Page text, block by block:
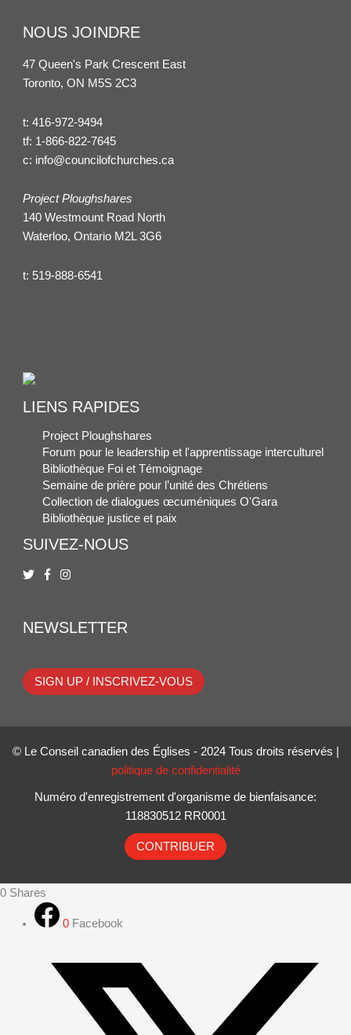
NOUS JOINDRE
47 Queen's Park Crescent East
Toronto, ON M5S 2C3
t:416-972-9494
tf: 1-866-822-7645
c: info@councilofchurches.ca
Project Ploughshares
140 Westmount Road North
Waterloo, Ontario M2L 3G6
t: 519-888-6541
LIENS RAPIDES
Project Ploughshares
Forum pour le leadership et l'apprentissage interculturel
Bibliothèque Foi et Témoignage
Semaine de prière pour l’unité des Chrétiens
Collection de dialogues œcuméniques O'Gara
Bibliothèque justice et paix
SUIVEZ-NOUS
NEWSLETTER
SIGN UP / INSCRIVEZ-VOUS
© Le Conseil canadien des Églises - 2024 Tous droits réservés |
politique de confidentialité
Numéro d'enregistrement d'organisme de bienfaisance:
118830512 RR0001
CONTRIBUER
0 Shares
0 Facebook